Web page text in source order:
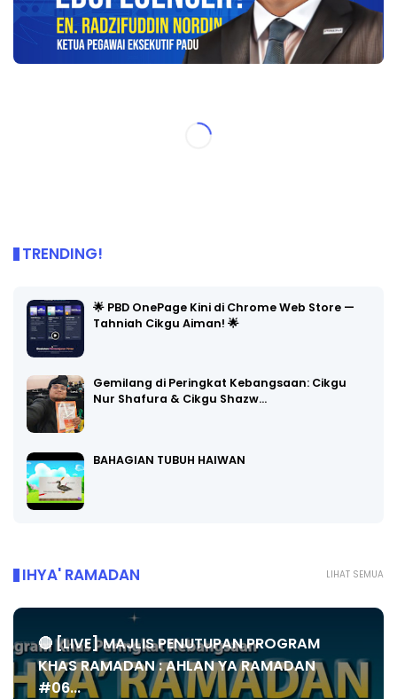
TRENDING!
🌟 PBD OnePage Kini di Chrome Web Store —
Tahniah Cikgu Aiman! 🌟
Gemilang di Peringkat Kebangsaan: Cikgu
Nur Shafura & Cikgu Shazw…
BAHAGIAN TUBUH HAIWAN
LIHAT SEMUA
IHYA' RAMADAN
🔴 [LIVE] MAJLIS PENUTUPAN PROGRAM
KHAS RAMADAN : AHLAN YA RAMADAN
#06...